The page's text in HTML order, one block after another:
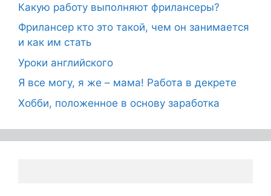
Какую работу выполняют фрилансеры?
Фрилансер кто это такой, чем он занимается
и как им стать
Уроки английского
Я все могу, я же – мама! Работа в декрете
Хобби, положенное в основу заработка